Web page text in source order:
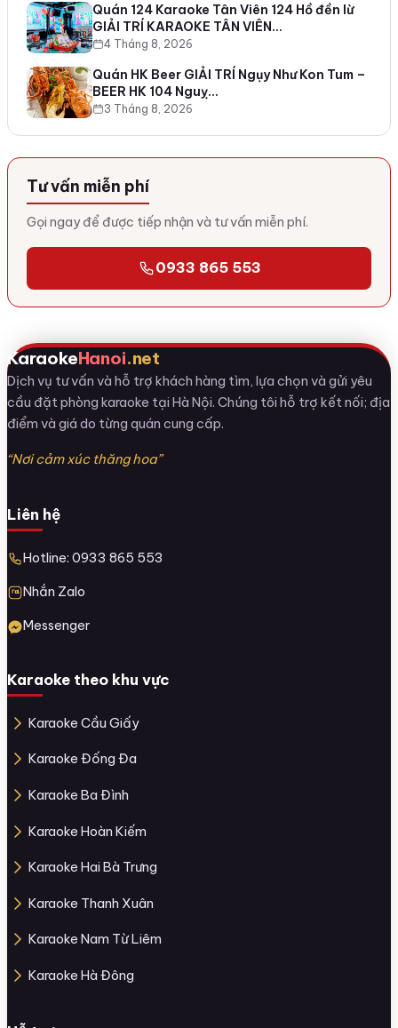
Quán 124 Karaoke Tân Viên 124 Hồ đền lừ
GIẢI TRÍ KARAOKE TÂN VIÊN…
4 Tháng 8, 2026
Quán HK Beer GIẢI TRÍ Ngụy Như Kon Tum –
BEER HK 104 Nguỵ…
3 Tháng 8, 2026
Tư vấn miễn phí
Gọi ngay để được tiếp nhận và tư vấn miễn phí.
0933 865 553
KaraokeHanoi.net
Dịch vụ tư vấn và hỗ trợ khách hàng tìm, lựa chọn và gửi yêu
cầu đặt phòng karaoke tại Hà Nội. Chúng tôi hỗ trợ kết nối; địa
điểm và giá do từng quán cung cấp.
“Nơi cảm xúc thăng hoa”
Liên hệ
Hotline: 0933 865 553
Nhắn Zalo
Messenger
Karaoke theo khu vực
Karaoke Cầu Giấy
Karaoke Đống Đa
Karaoke Ba Đình
Karaoke Hoàn Kiếm
Karaoke Hai Bà Trưng
Karaoke Thanh Xuân
Karaoke Nam Từ Liêm
Karaoke Hà Đông